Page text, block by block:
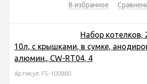
В избранное
Набор котелков,
10л, с крышками, в сумке,
алюмин., CW-RT04, 4
Артикул: FS-100880